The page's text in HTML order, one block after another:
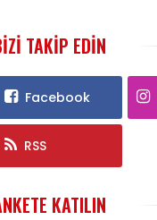
TAKIP EDIN
Facebook
RSS
KATILIN